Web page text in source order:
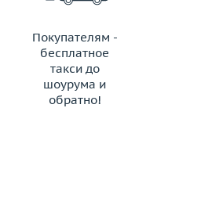
Покупателям -
бесплатное
такси до
шоурума и
обратно!
ЗАКАЗАТЬ ТАКСИ